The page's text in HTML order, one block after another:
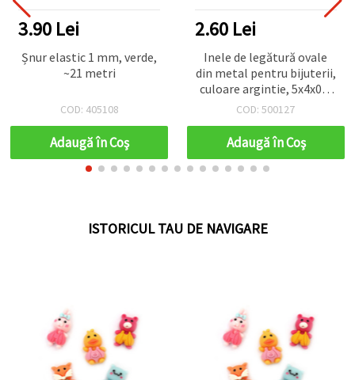
2.60 Lei
Inele de legătură ovale
din metal pentru bijuterii,
mm - 200 bucăți
COD: 500127
Adaugă în Coş
4.68 Lei
Forme cabochon
decorative din lemn,
Soare, 27,5 x 2,5 mm, set
de 10 bucăți, pentru decor,
DIY/handmade
COD: 121869
Adaugă în Coş
ISTORICUL TAU DE NAVIGARE